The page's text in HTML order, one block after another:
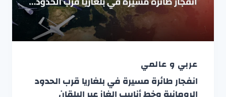
عربي و عالمي
انفجار طائرة مسيرة في بلغاريا قرب الحدود